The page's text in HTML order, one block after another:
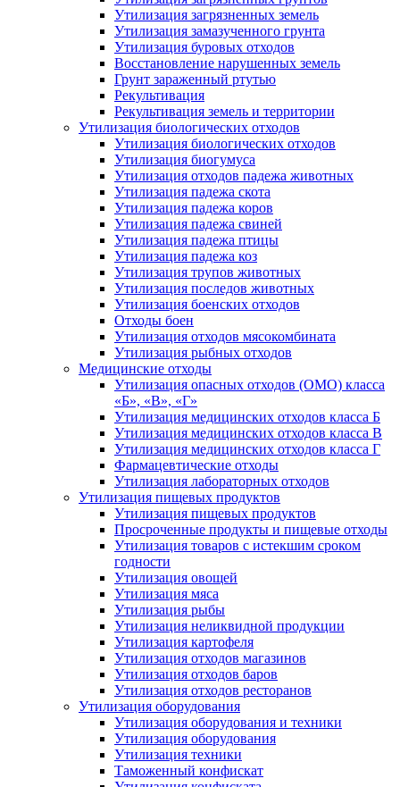
Утилизация загрязненных земель
Утилизация замазученного грунта
Утилизация буровых отходов
Восстановление нарушенных земель
Грунт зараженный ртутью
Рекультивация
Рекультивация земель и территории
Утилизация биологических отходов
Утилизация биологических отходов
Утилизация биогумуса
Утилизация отходов падежа животных
Утилизация падежа скота
Утилизация падежа коров
Утилизация падежа свиней
Утилизация падежа птицы
Утилизация падежа коз
Утилизация трупов животных
Утилизация последов животных
Утилизация боенских отходов
Отходы боен
Утилизация отходов мясокомбината
Утилизация рыбных отходов
Медицинские отходы
Утилизация опасных отходов (ОМО) класса
«Б», «В», «Г»
Утилизация медицинских отходов класса Б
Утилизация медицинских отходов класса В
Утилизация медицинских отходов класса Г
Фармацевтические отходы
Утилизация лабораторных отходов
Утилизация пищевых продуктов
Утилизация пищевых продуктов
Просроченные продукты и пищевые отходы
Утилизация товаров с истекшим сроком
годности
Утилизация овощей
Утилизация мяса
Утилизация рыбы
Утилизация неликвидной продукции
Утилизация картофеля
Утилизация отходов магазинов
Утилизация отходов баров
Утилизация отходов ресторанов
Утилизация оборудования
Утилизация оборудования и техники
Утилизация оборудования
Утилизация техники
Таможенный конфискат